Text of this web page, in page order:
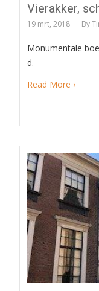
Vierakker,
19 mrt, 2018 By
Monumentale
d.
Read More ›